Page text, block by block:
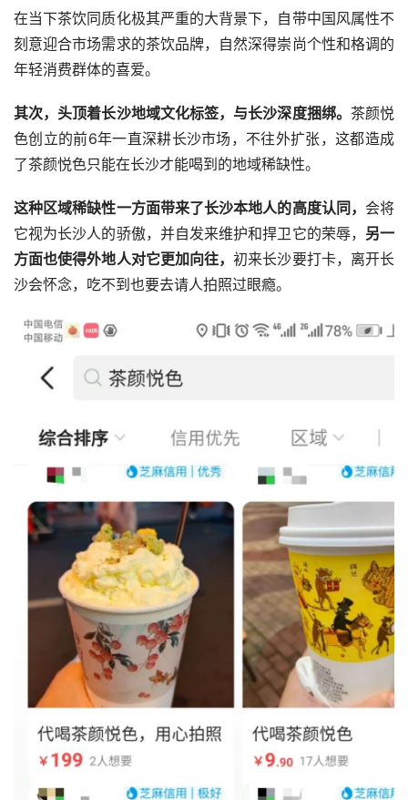
在当下茶饮同质化极其严重的大背景下，自带中国风属性不
刻意迎合市场需求的茶饮品牌，自然深得崇尚个性和格调的
年轻消费群体的喜爱。
其次，头顶着长沙地域文化标签，与长沙深度捆绑。 茶颜悦
色创立的前6年一直深耕长沙市场，不往外扩张，这都造成
了茶颜悦色只能在长沙才能喝到的地域稀缺性。
这种区域稀缺性一方面带来了长沙本地人的高度认同， 会将
它视为长沙人的骄傲，并自发来维护和捍卫它的荣辱， 另一
方面也使得外地人对它更加向往，初来长沙要打卡，离开长
沙会怀念，吃不到也要去请人拍照过眼瘾。